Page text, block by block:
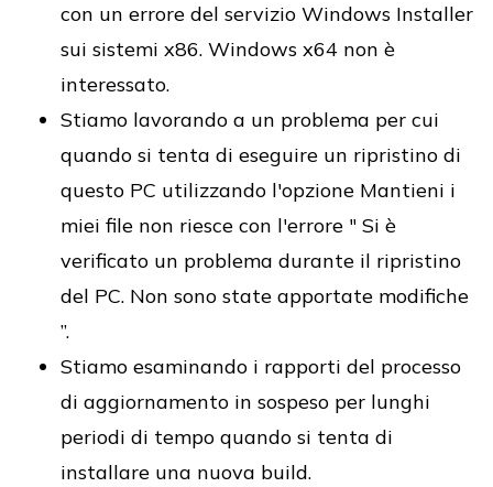
con un errore del servizio Windows Installer
sui sistemi x86. Windows x64 non è
interessato.
Stiamo lavorando a un problema per cui
quando si tenta di eseguire un ripristino di
questo PC utilizzando l'opzione Mantieni i
miei file non riesce con l'errore " Si è
verificato un problema durante il ripristino
del PC. Non sono state apportate modifiche
”.
Stiamo esaminando i rapporti del processo
di aggiornamento in sospeso per lunghi
periodi di tempo quando si tenta di
installare una nuova build.